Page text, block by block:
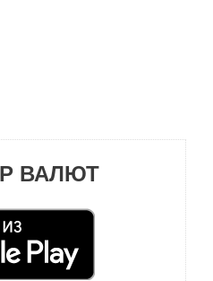
ВАЛЮТ